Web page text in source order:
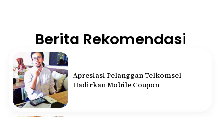
Berita Rekomendasi
Apresiasi Pelanggan Telkomsel
Hadirkan Mobile Coupon